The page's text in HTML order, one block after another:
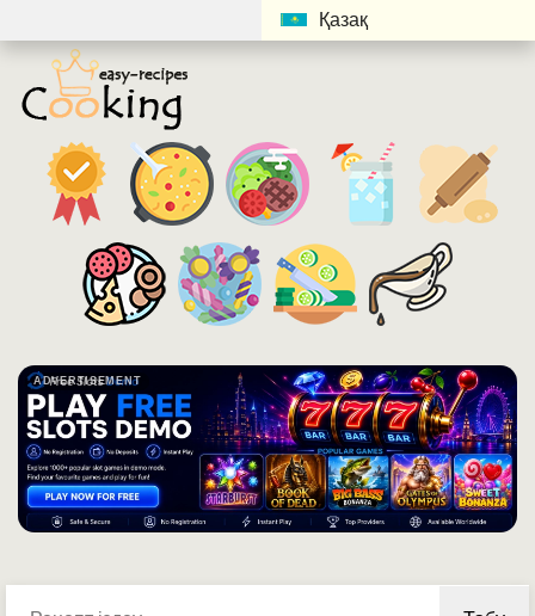
Қазақ
ADVERTISEMENT